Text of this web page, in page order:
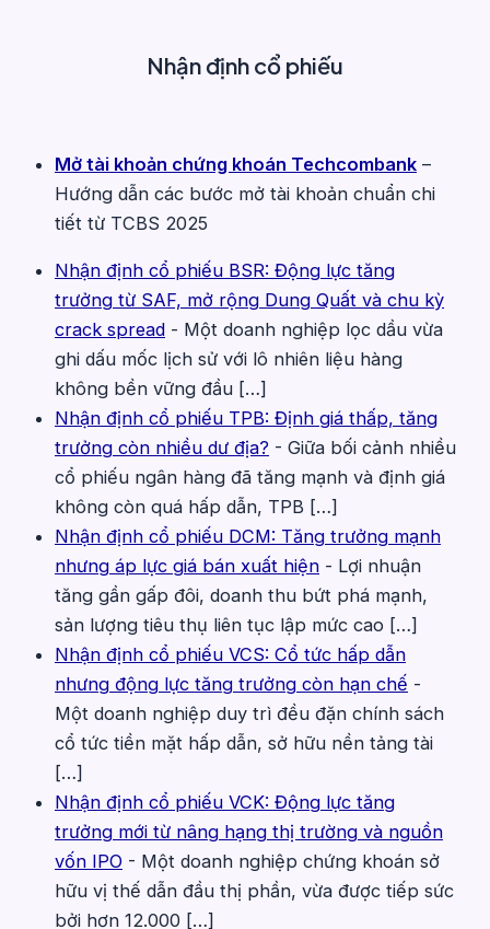
Nhận định cổ phiếu
Mở tài khoản chứng khoán Techcombank –
Hướng dẫn các bước mở tài khoản chuẩn chi
tiết từ TCBS 2025
Nhận định cổ phiếu BSR: Động lực tăng
trưởng từ SAF, mở rộng Dung Quất và chu kỳ
crack spread - Một doanh nghiệp lọc dầu vừa
ghi dấu mốc lịch sử với lô nhiên liệu hàng
không bền vững đầu […]
Nhận định cổ phiếu TPB: Định giá thấp, tăng
trưởng còn nhiều dư địa? - Giữa bối cảnh nhiều
cổ phiếu ngân hàng đã tăng mạnh và định giá
không còn quá hấp dẫn, TPB […]
Nhận định cổ phiếu DCM: Tăng trưởng mạnh
nhưng áp lực giá bán xuất hiện - Lợi nhuận
tăng gần gấp đôi, doanh thu bứt phá mạnh,
sản lượng tiêu thụ liên tục lập mức cao […]
Nhận định cổ phiếu VCS: Cổ tức hấp dẫn
nhưng động lực tăng trưởng còn hạn chế -
Một doanh nghiệp duy trì đều đặn chính sách
cổ tức tiền mặt hấp dẫn, sở hữu nền tảng tài
[…]
Nhận định cổ phiếu VCK: Động lực tăng
trưởng mới từ nâng hạng thị trường và nguồn
vốn IPO - Một doanh nghiệp chứng khoán sở
hữu vị thế dẫn đầu thị phần, vừa được tiếp sức
bởi hơn 12.000 […]